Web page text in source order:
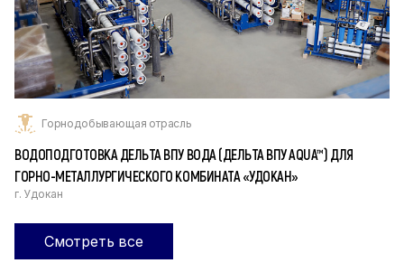
Горнодобывающая отрасль
ВОДОПОДГОТОВКА ДЕЛЬТА ВПУ ВОДА (ДЕЛЬТА ВПУ AQUA™) ДЛЯ
ГОРНО-МЕТАЛЛУРГИЧЕСКОГО КОМБИНАТА «УДОКАН»
г. Удокан
Смотреть все